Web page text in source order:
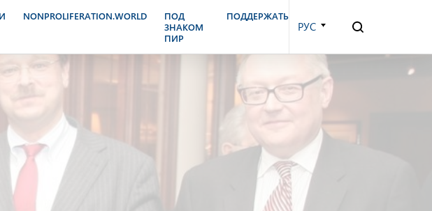
NONPROLIFERATION.WORLD
ПОД
ЗНАКОМ
ПИР
ПОДДЕРЖАТЬ
РУС